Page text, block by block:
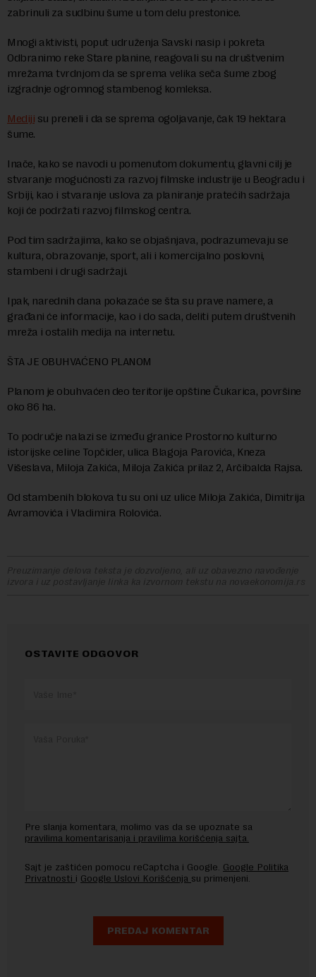
zabrinuli za sudbinu šume u tom delu prestonice.
Mnogi aktivisti, poput udruženja Savski nasip i pokreta
Odbranimo reke Stare planine, reagovali su na društvenim
mrežama tvrdnjom da se sprema velika seča šume zbog
izgradnje ogromnog stambenog komleksa.
Mediji su preneli i da se sprema ogoljavanje, čak 19 hektara
šume.
Inače, kako se navodi u pomenutom dokumentu, glavni cilj je
stvaranje mogućnosti za razvoj filmske industrije u Beogradu i
Srbiji, kao i stvaranje uslova za planiranje pratećih sadržaja
koji će podržati razvoj filmskog centra.
Pod tim sadržajima, kako se objašnjava, podrazumevaju se
kultura, obrazovanje, sport, ali i komercijalno poslovni,
stambeni i drugi sadržaji.
Ipak, narednih dana pokazaće se šta su prave namere, a
građani će informacije, kao i do sada, deliti putem društvenih
mreža i ostalih medija na internetu.
ŠTA JE OBUHVAĆENO PLANOM
Planom je obuhvaćen deo teritorije opštine Čukarica, površine
oko 86 ha.
To područje nalazi se između granice Prostorno kulturno
istorijske celine Topčider, ulica Blagoja Parovića, Kneza
Višeslava, Miloja Zakića, Miloja Zakića prilaz 2, Arčibalda Rajsa.
Od stambenih blokova tu su oni uz ulice Miloja Zakića, Dimitrija
Avramovića i Vladimira Rolovića.
Preuzimanje delova teksta je dozvoljeno, ali uz obavezno navođenje
izvora i uz postavljanje linka ka izvornom tekstu na novaekonomija.rs
OSTAVITE ODGOVOR
Pre slanja komentara, molimo vas da se upoznate sa
pravilima komentarisanja i pravilima korišćenja sajta.
Sajt je zaštićen pomocu reCaptcha i Google. Google Politika
Privatnosti i Google Uslovi Korišćenja su primenjeni.